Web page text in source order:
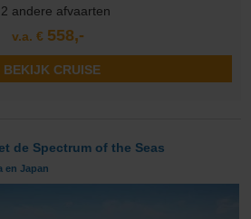
andere afvaarten
v.a. € 558,-
BEKIJK CRUISE
de Spectrum of the Seas
en Japan